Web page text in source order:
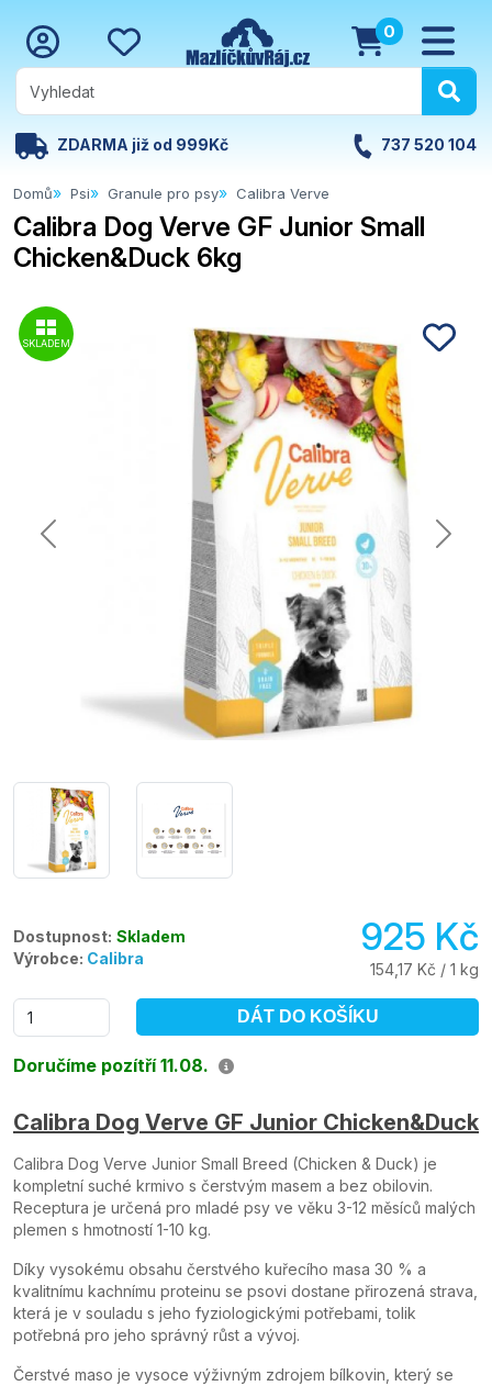
0
ZDARMA již od 999Kč 737 520 104
Domů Psi Granule pro psy Calibra Verve
Calibra Dog Verve GF Junior Small
Chicken&Duck 6kg
SKLADEM
Dostupnost: Skladem
Výrobce: Calibra 925 Kč
154,17 Kč / 1 kg
DÁT DO KOŠÍKU
Doručíme pozítří 11.08.
Calibra Dog Verve GF Junior Chicken&Duck
Calibra Dog Verve Junior Small Breed (Chicken & Duck) je
kompletní suché krmivo s čerstvým masem a bez obilovin.
Receptura je určená pro mladé psy ve věku 3-12 měsíců malých
plemen s hmotností 1-10 kg.
Díky vysokému obsahu čerstvého kuřecího masa 30 % a
kvalitnímu kachnímu proteinu se psovi dostane přirozená strava,
která je v souladu s jeho fyziologickými potřebami, tolik
potřebná pro jeho správný růst a vývoj.
Čerstvé maso je vysoce výživným zdrojem bílkovin, který se